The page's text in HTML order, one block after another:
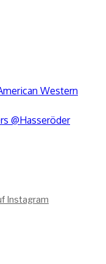
Western
@Hasseröder